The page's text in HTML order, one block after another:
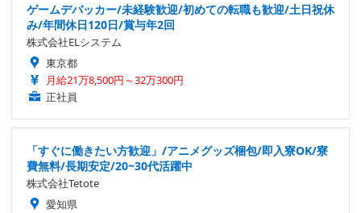
ゲームデバッカー/未経験歓迎/初めての転職も歓迎/土日祝休
み/年間休日120日/賞与年2回
株式会社ELシステム
東京都
月給21万8,500円～32万300円
正社員
「すぐに働きたい方歓迎」/アニメグッズ梱包/即入寮OK/寮
費無料/長期安定/20~30代活躍中
株式会社Tetote
愛知県